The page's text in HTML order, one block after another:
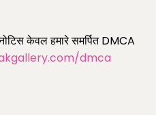
केवल हमारे समर्पित DMCA
dmca